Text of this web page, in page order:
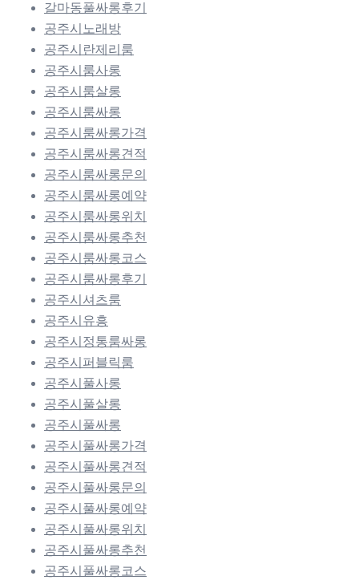
갈마동풀싸롱후기
공주시노래방
공주시란제리룸
공주시룸사롱
공주시룸살롱
공주시룸싸롱
공주시룸싸롱가격
공주시룸싸롱견적
공주시룸싸롱문의
공주시룸싸롱예약
공주시룸싸롱위치
공주시룸싸롱추천
공주시룸싸롱코스
공주시룸싸롱후기
공주시셔츠룸
공주시유흥
공주시정통룸싸롱
공주시퍼블릭룸
공주시풀사롱
공주시풀살롱
공주시풀싸롱
공주시풀싸롱가격
공주시풀싸롱견적
공주시풀싸롱문의
공주시풀싸롱예약
공주시풀싸롱위치
공주시풀싸롱추천
공주시풀싸롱코스